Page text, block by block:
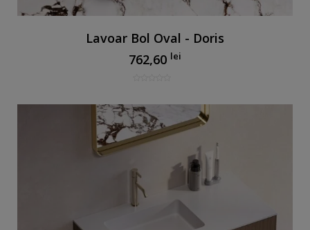
Lavoar Bol Oval - Doris
762,60 lei